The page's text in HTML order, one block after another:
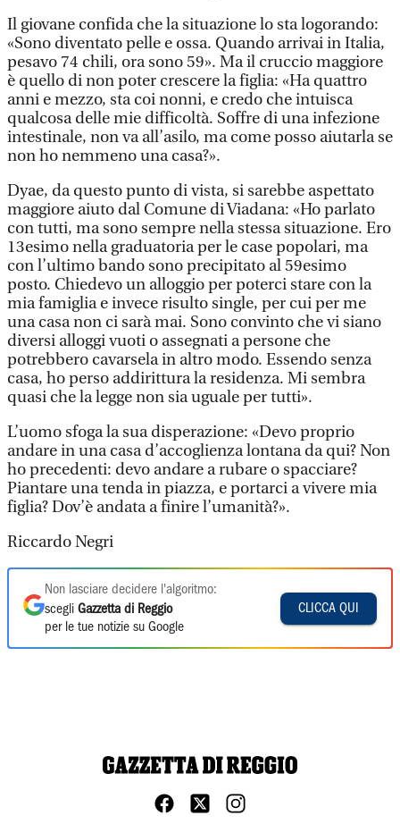
Il giovane confida che la situazione lo sta logorando:
«Sono diventato pelle e ossa. Quando arrivai in Italia,
pesavo 74 chili, ora sono 59». Ma il cruccio maggiore
è quello di non poter crescere la figlia: «Ha quattro
anni e mezzo, sta coi nonni, e credo che intuisca
qualcosa delle mie difficoltà. Soffre di una infezione
intestinale, non va all’asilo, ma come posso aiutarla se
non ho nemmeno una casa?».
Dyae, da questo punto di vista, si sarebbe aspettato
maggiore aiuto dal Comune di Viadana: «Ho parlato
con tutti, ma sono sempre nella stessa situazione. Ero
13esimo nella graduatoria per le case popolari, ma
con l’ultimo bando sono precipitato al 59esimo
posto. Chiedevo un alloggio per poterci stare con la
mia famiglia e invece risulto single, per cui per me
una casa non ci sarà mai. Sono convinto che vi siano
diversi alloggi vuoti o assegnati a persone che
potrebbero cavarsela in altro modo. Essendo senza
casa, ho perso addirittura la residenza. Mi sembra
quasi che la legge non sia uguale per tutti».
L’uomo sfoga la sua disperazione: «Devo proprio
andare in una casa d’accoglienza lontana da qui? Non
ho precedenti: devo andare a rubare o spacciare?
Piantare una tenda in piazza, e portarci a vivere mia
figlia? Dov’è andata a finire l’umanità?».
Riccardo Negri
Non lasciare decidere l'algoritmo:
scegli Gazzetta di Reggio
per le tue notizie su Google
CLICCA QUI